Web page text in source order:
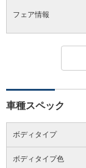
フェア情報
車種スペック
ボディタイプ
ボディタイプ色